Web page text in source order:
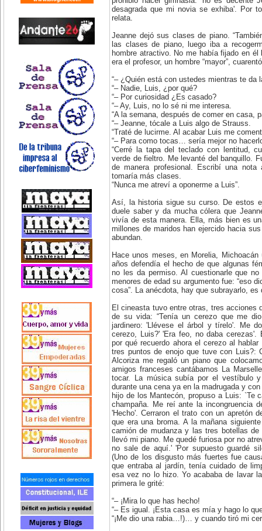
desagrada que mi novia se exhiba'. Por
relata.
Jeanne dejó sus clases de piano.
las clases de piano, luego iba a
hombre atractivo. No me había fijado en
era el profesor, un hombre “mayor”,
“– ¿Quién está con ustedes mientras te da
“– Nadie, Luis, ¿por qué?
“– Por curiosidad ¿Es casado?
“– Ay, Luis, no lo sé ni me interesa.
“A la semana, después de comer en casa,
“– Jeanne, tócale a Luis algo de Strauss.
“Traté de lucirme. Al acabar Luis me
“– Para como tocas… sería mejor no
“Cerré la tapa del teclado con lentitud,
verde de fieltro. Me levanté del banquillo.
de manera profesional. Escribí una
tomaría más clases.
“Nunca me atreví a oponerme a Luis”.
Así, la historia sigue su curso. De estos
duele saber y da mucha cólera que
vivía de esta manera. Ella, más bien es
millones de maridos han ejercido hacia
abundan.
Hace unos meses, en Morelia,
años defendía el hecho de que algunas
no les da permiso. Al cuestionarle que
menores de edad su argumento fue: “eso
cosa”. La anécdota, hay que subrayarlo, es
El cineasta tuvo entre otras, tres acciones
de su vida: “Tenía un cerezo que me
jardinero: 'Llévese el árbol y tírelo'. Me
cerezo, Luis?' 'Era feo, no daba
por qué recuerdo ahora el cerezo al
tres puntos de enojo que tuve con Luis?:
Alcoriza me regaló un piano que
amigos franceses cantábamos La
tocar. La música subía por el vestíbulo
durante una cena ya en la madrugada y
hijo de los Mantecón, propuso a Luis: `Te
champaña. Me reí ante la incongruencia
'Hecho'. Cerraron el trato con un apretón
que era una broma. A la mañana
camión de mudanza y las tres botellas
llevó mi piano. Me quedé furiosa por no
no sale de aquí.' 'Por supuesto guardé
(Uno de los disgusto más fuertes fue
que entraba al jardín, tenía cuidado de
esa vez no lo hizo. Yo acababa de lavar
primera le grité:
“– ¡Mira lo que has hecho!
“– Es igual. ¡Esta casa es mía y hago lo
“¡Me dio una rabia…!)… y cuando tiró mi